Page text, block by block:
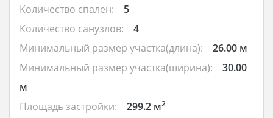
Количество спален:
5
Количество санузлов:
4
Минимальный размер участка(длина):
26.00 м
Минимальный размер участка(ширина):
30.00
м
Площадь застройки:
299.2 м2